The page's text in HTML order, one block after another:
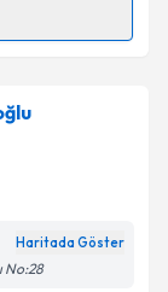
Aydınlatma
Haritada Göster
No:28